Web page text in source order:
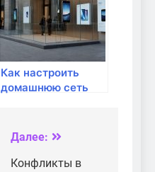
Как настроить
домашнюю сеть
Далее:
Конфликты в